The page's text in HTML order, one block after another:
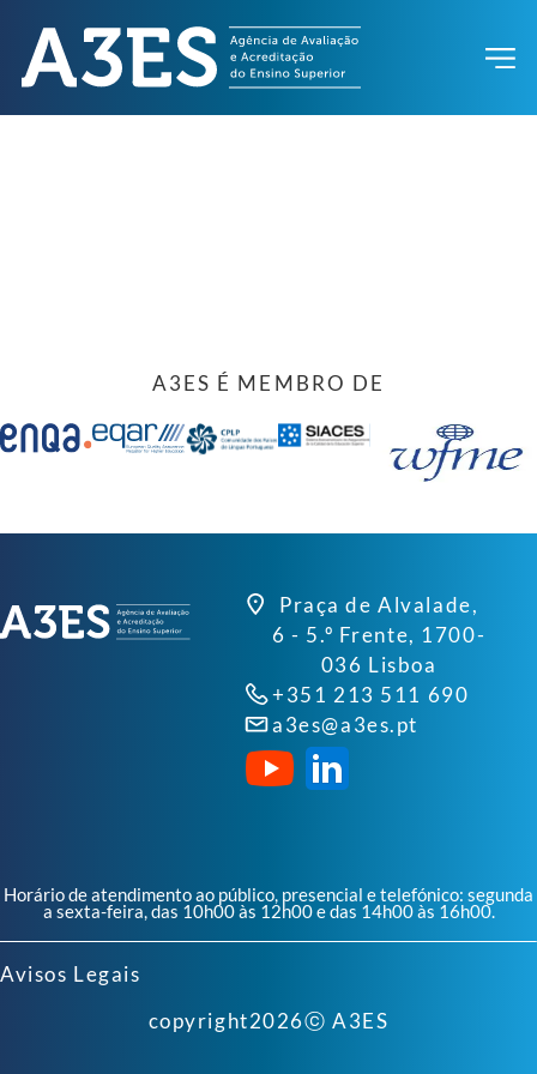
A3ES É MEMBRO DE
Praça de Alvalade,
6 - 5.º Frente, 1700-
036 Lisboa
+351 213 511 690
a3es@a3es.pt
Horário de atendimento ao público, presencial e telefónico: segunda
a sexta-feira, das 10h00 às 12h00 e das 14h00 às 16h00.
Avisos Legais
copyright2026ⓒ A3ES